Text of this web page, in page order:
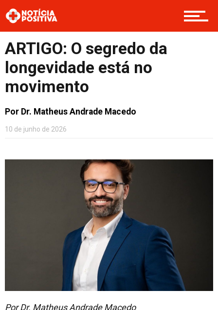
Opinião
Cultura
ARTIGO: O segredo da
longevidade está no
movimento
Por Dr. Matheus Andrade Macedo
10 de junho de 2026
Por Dr. Matheus Andrade Macedo